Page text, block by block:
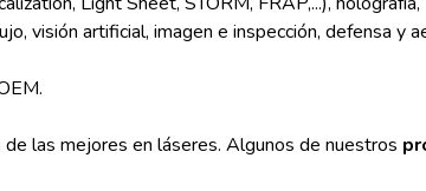
visión artificial, imagen e inspección, defensa y
las mejores en láseres. Algunos de nuestros